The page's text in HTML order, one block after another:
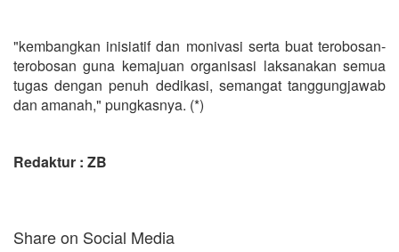
"kembangkan inisiatif dan monivasi serta buat terobosan-
terobosan guna kemajuan organisasi laksanakan semua
tugas dengan penuh dedikasi, semangat tanggungjawab
dan amanah," pungkasnya. (*)
Redaktur : ZB
Share on Social Media